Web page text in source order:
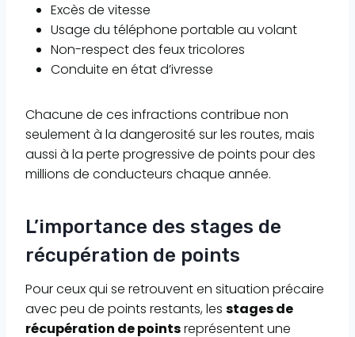
Excès de vitesse
Usage du téléphone portable au volant
Non-respect des feux tricolores
Conduite en état d’ivresse
Chacune de ces infractions contribue non
seulement à la dangerosité sur les routes, mais
aussi à la perte progressive de points pour des
millions de conducteurs chaque année.
L’importance des stages de
récupération de points
Pour ceux qui se retrouvent en situation précaire
avec peu de points restants, les stages de
récupération de pointsreprésentent une